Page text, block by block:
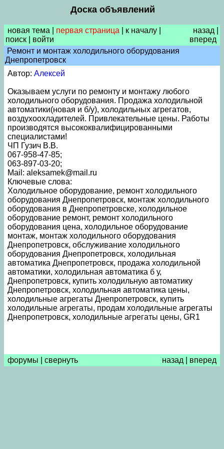
Доска объявлений
новая тема первая страница к началу
поиск
войти
назад
вперед
Ремонт и монтаж холодильного оборудования
Днепропетровск
Автор: Алексей
Оказываем услуги по ремонту и монтажу любого
холодильного оборудования. Продажа холодильной
автоматики(новая и б/у), холодильных агрегатов,
воздухоохладителей. Привлекательные цены. Работы
производятся высококвалифицированными
специалистами!
ЧП Гузич В.В.
067-958-47-85;
063-897-03-20;
Mail: aleksamek@mail.ru
Ключевые слова:
Холодильное оборудование, ремонт холодильного
оборудования Днепропетровск, монтаж холодильного
оборудования в Днепропетровске, холодильное
оборудование ремонт, ремонт холодильного
оборудования цена, холодильное оборудование
монтаж, монтаж холодильного оборудования
Днепропетровск, обслуживание холодильного
оборудования Днепропетровск, холодильная
автоматика Днепропетровск, продажа холодильной
автоматики, холодильная автоматика б у,
Днепропетровск, купить холодильную автоматику
Днепропетровск, холодильная автоматика цены,
холодильные агрегаты Днепропетровск, купить
холодильные агрегаты, продам холодильные агрегаты
Днепропетровск, холодильные агрегаты цены, GR1
форумы свернуть назад вперед